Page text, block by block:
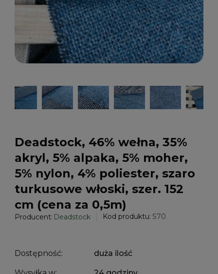
Deadstock, 46% wełna, 35%
akryl, 5% alpaka, 5% moher,
5% nylon, 4% poliester, szaro
turkusowe włoski, szer. 152
cm (cena za 0,5m)
Producent: Deadstock Kod produktu: S70
Dostępność: duża ilość